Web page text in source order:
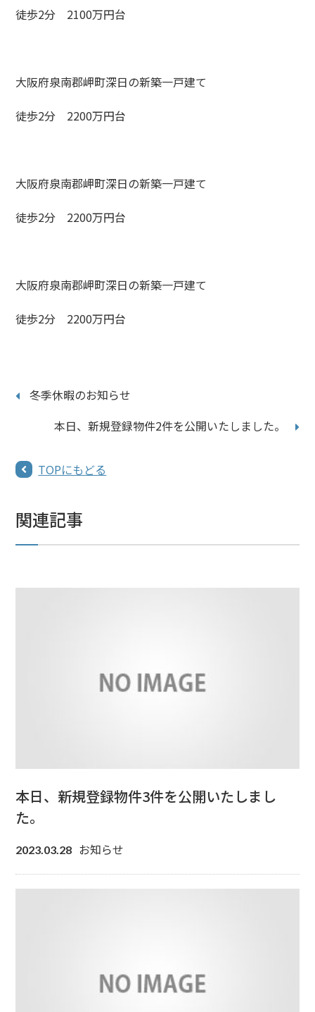
徒歩2分 2100万円台
大阪府泉南郡岬町深日の新築一戸建て
徒歩2分 2200万円台
大阪府泉南郡岬町深日の新築一戸建て
徒歩2分 2200万円台
大阪府泉南郡岬町深日の新築一戸建て
徒歩2分 2200万円台
冬季休暇のお知らせ
本日、新規登録物件2件を公開いたしました。
TOPにもどる
関連記事
本日、新規登録物件3件を公開いたしまし
た。
2023.03.28 お知らせ